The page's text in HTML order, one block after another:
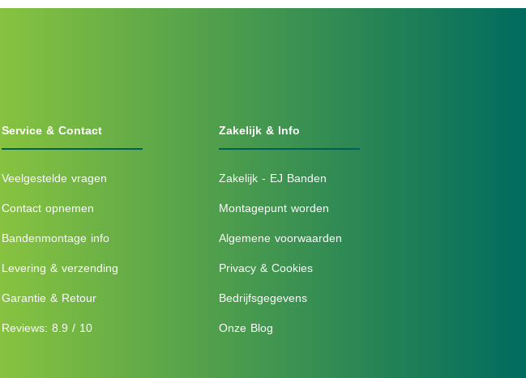
Service & Contact
Veelgestelde vragen
Contact opnemen
Bandenmontage info
Levering & verzending
Garantie & Retour
Reviews: 8.9 / 10
Zakelijk & Info
Zakelijk - EJ Banden
Montagepunt worden
Algemene voorwaarden
Privacy & Cookies
Bedrijfsgegevens
Onze Blog